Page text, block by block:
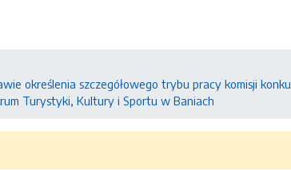
określenia szczegółowego trybu pracy komisji
Turystyki, Kultury i Sportu w Baniach